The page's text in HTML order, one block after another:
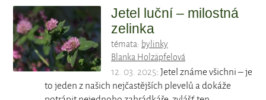
Jetel luční – milostná
zelinka
témata: bylinky
Blanka Holzäpfelová
12. 03. 2025: Jetel známe všichni – je
to jeden z našich nejčastějších plevelů a dokáže